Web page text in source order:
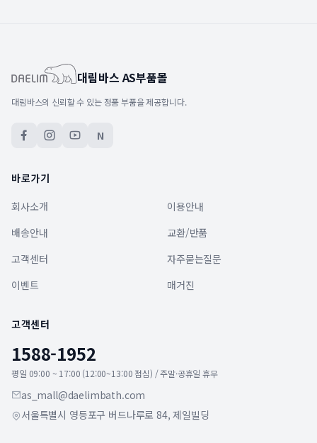
대림바스 AS부품몰
대림바스의 신뢰할 수 있는 정품 부품을 제공합니다.
N
바로가기
회사소개
이용안내
배송안내
교환/반품
고객센터
자주묻는질문
이벤트
매거진
고객센터
1588-1952
평일 09:00 ~ 17:00 (12:00~13:00 점심) / 주말·공휴일 휴무
as_mall@daelimbath.com
서울특별시 영등포구 버드나루로 84, 제일빌딩